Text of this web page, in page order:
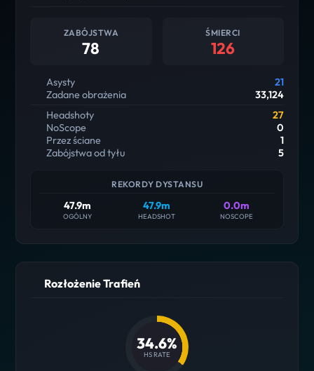
ZABÓJSTWA
78
ŚMIERCI
126
Asysty
21
Zadane obrażenia
33,124
Headshoty
27
NoScope
0
Przez ściane
1
Zabójstwa od tyłu
5
REKORDY DYSTANSU
47.9m
OGÓLNY
47.9m
HEADSHOT
0.0m
NOSCOPE
Rozłożenie Trafień
34.6%
HS RATE